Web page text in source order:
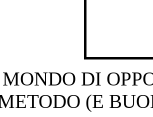
MONDO DI
(E